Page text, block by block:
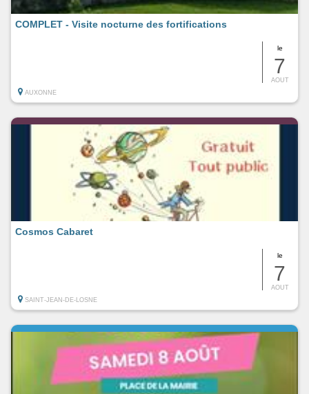
le
7
AOUT
COMPLET - Visite nocturne des fortifications
AUXONNE
le
7
AOUT
Cosmos Cabaret
SAINT-JEAN-DE-LOSNE